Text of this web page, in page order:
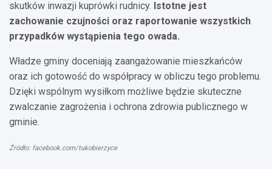
skutków inwazji kuprówki rudnicy. Istotne jest
zachowanie czujności oraz raportowanie wszystkich
przypadków wystąpienia tego owada.
Władze gminy doceniają zaangażowanie mieszkańców
oraz ich gotowość do współpracy w obliczu tego problemu.
Dzięki wspólnym wysiłkom możliwe będzie skuteczne
zwalczanie zagrożenia i ochrona zdrowia publicznego w
gminie.
Źródło: facebook.com/tukobierzyce